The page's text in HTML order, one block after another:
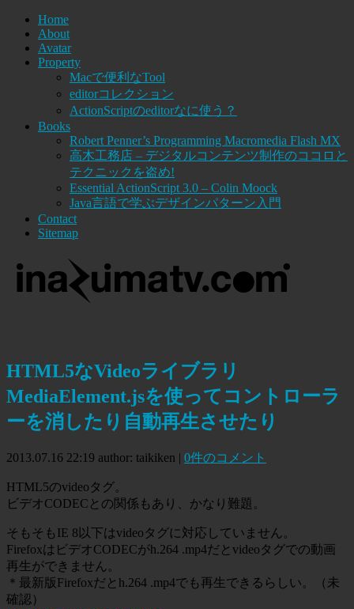
Home
About
Avatar
Property
Macで便利なTool
editorコレクション
ActionScriptのeditorなに使う？
Books
Robert Penner’s Programming Macromedia Flash MX
高木工務店 – デジタルコンテンツ制作のココロと
テクニックを盗め!
Essential ActionScript 3.0 – Colin Moock
Java言語で学ぶデザインパターン入門
Contact
Sitemap
HTML5なVideoライブラリ
MediaElement.jsを使ってコントローラ
ーを消したり自動再生させたり
2013.07.16 22:19 author: taikiken | 0件のコメント
HTML5のvideoタグ。
ビデオCODECとの関係もあり、かなり難題。
そもそもIE 8以下はvideoタグに対応していません。
FirefoxはビデオCODECがh.264 .mp4だとvideoタグでの動画
再生ができません。
＊最新版Firefoxだとh.264 .mp4でも再生できるらしい。（未
確認）